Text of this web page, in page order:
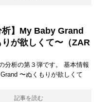
析】My Baby Grand
りが欲しくて〜（ZAR
分析の第３弾です。 基本情報
Grand 〜ぬくもりが欲しくて
記事を読む